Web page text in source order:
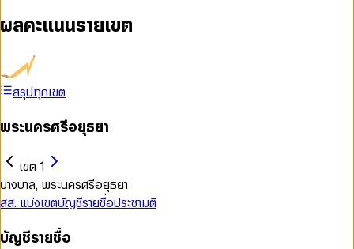
ผลคะแนนรายเขต
สรุปทุกเขต
พระนครศรีอยุธยา
เขต 1
บางบาล, พระนครศรีอยุธยา
สส. แบ่งเขตบัญชีรายชื่อประชามติ
บัญชีรายชื่อ